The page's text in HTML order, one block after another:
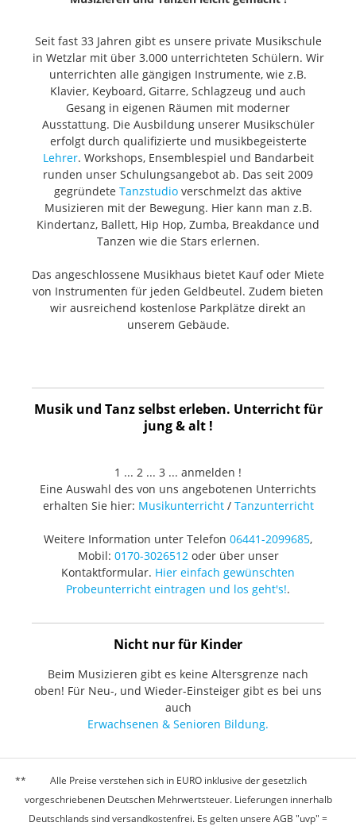
Seit fast 33 Jahren gibt es unsere private Musikschule
in Wetzlar mit über 3.000 unterrichteten Schülern. Wir
unterrichten alle gängigen Instrumente, wie z.B.
Klavier, Keyboard, Gitarre, Schlagzeug und auch
Gesang in eigenen Räumen mit moderner
Ausstattung. Die Ausbildung unserer Musikschüler
erfolgt durch qualifizierte und musikbegeisterte
Lehrer. Workshops, Ensemblespiel und Bandarbeit
runden unser Schulungsangebot ab. Das seit 2009
gegründete Tanzstudio verschmelzt das aktive
Musizieren mit der Bewegung. Hier kann man z.B.
Kindertanz, Ballett, Hip Hop, Zumba, Breakdance und
Tanzen wie die Stars erlernen.
Das angeschlossene Musikhaus bietet Kauf oder Miete
von Instrumenten für jeden Geldbeutel. Zudem bieten
wir ausreichend kostenlose Parkplätze direkt an
unserem Gebäude.
Musik und Tanz selbst erleben. Unterricht für
jung & alt !
1 ... 2 ... 3 ... anmelden !
Eine Auswahl des von uns angebotenen Unterrichts
erhalten Sie hier: Musikunterricht/ Tanzunterricht
Weitere Information unter Telefon 06441-2099685,
Mobil: 0170-3026512oder über unser
Kontaktformular. Hier einfach gewünschten
Probeunterricht eintragen und los geht's!.
Nicht nur für Kinder
Beim Musizieren gibt es keine Altersgrenze nach
oben! Für Neu-, und Wieder-Einsteiger gibt es bei uns
auch
Erwachsenen & Senioren Bildung.
Alle Preise verstehen sich in EURO inklusive der gesetzlich
vorgeschriebenen Deutschen Mehrwertsteuer. Lieferungen innerhalb
Deutschlands sind versandkostenfrei. Es gelten unsere AGB "uvp" =